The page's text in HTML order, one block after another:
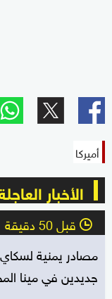
أميركا
الأخبار
l قبل 50 دقيقة
مصادر يمنية
جديدين في مينا